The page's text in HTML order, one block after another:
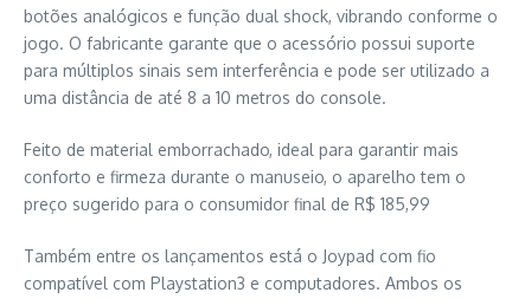
botões analógicos e função dual shock, vibrando conforme o
jogo. O fabricante garante que o acessório possui suporte
para múltiplos sinais sem interferência e pode ser utilizado a
uma distância de até 8 a 10 metros do console.
Feito de material emborrachado, ideal para garantir mais
conforto e firmeza durante o manuseio, o aparelho tem o
preço sugerido para o consumidor final de R$ 185,99
Também entre os lançamentos está o Joypad com fio
compatível com Playstation3 e computadores. Ambos os